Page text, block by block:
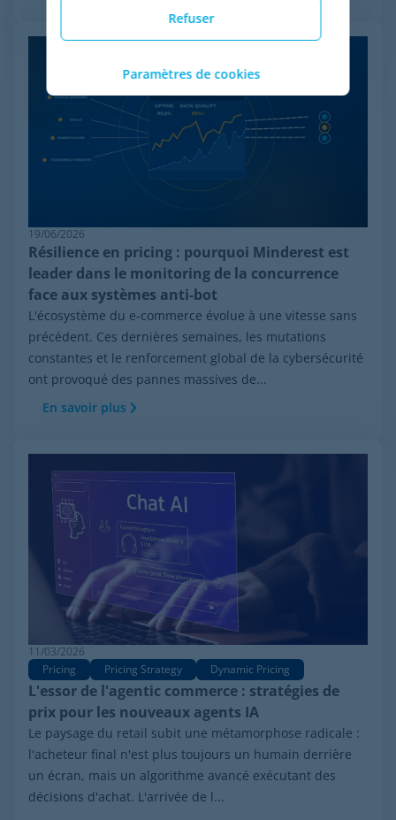
19/06/2026
Résilience en pricing : pourquoi Minderest est
leader dans le monitoring de la concurrence
face aux systèmes anti-bot
L'écosystème du e-commerce évolue à une vitesse sans
précédent. Ces dernières semaines, les mutations
constantes et le renforcement global de la cybersécurité
ont provoqué des pannes massives de...
En savoir plus
11/03/2026
Pricing
Pricing Strategy Dynamic Pricing
L'essor de l'agentic commerce : stratégies de
prix pour les nouveaux agents IA
Le paysage du retail subit une métamorphose radicale :
l'acheteur final n'est plus toujours un humain derrière
un écran, mais un algorithme avancé exécutant des
décisions d'achat. L'arrivée de l...
Refuser
Paramètres de cookies